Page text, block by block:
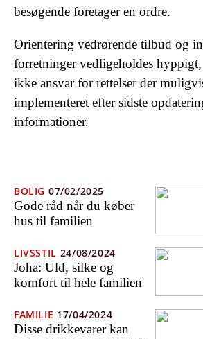
besøgende foretager en ordre.
Orientering vedrørende tilbud og
forretninger vedligeholdes
ikke ansvar for rettelser der
implementeret efter sidste
informationer.
BOLIG 07/02/2025
Gode råd når du køber
hus til familien
LIVSSTIL 24/08/2024
Joha: Uld, silke og
komfort til hele familien
FAMILIE 17/04/2024
Disse drikkevarer kan